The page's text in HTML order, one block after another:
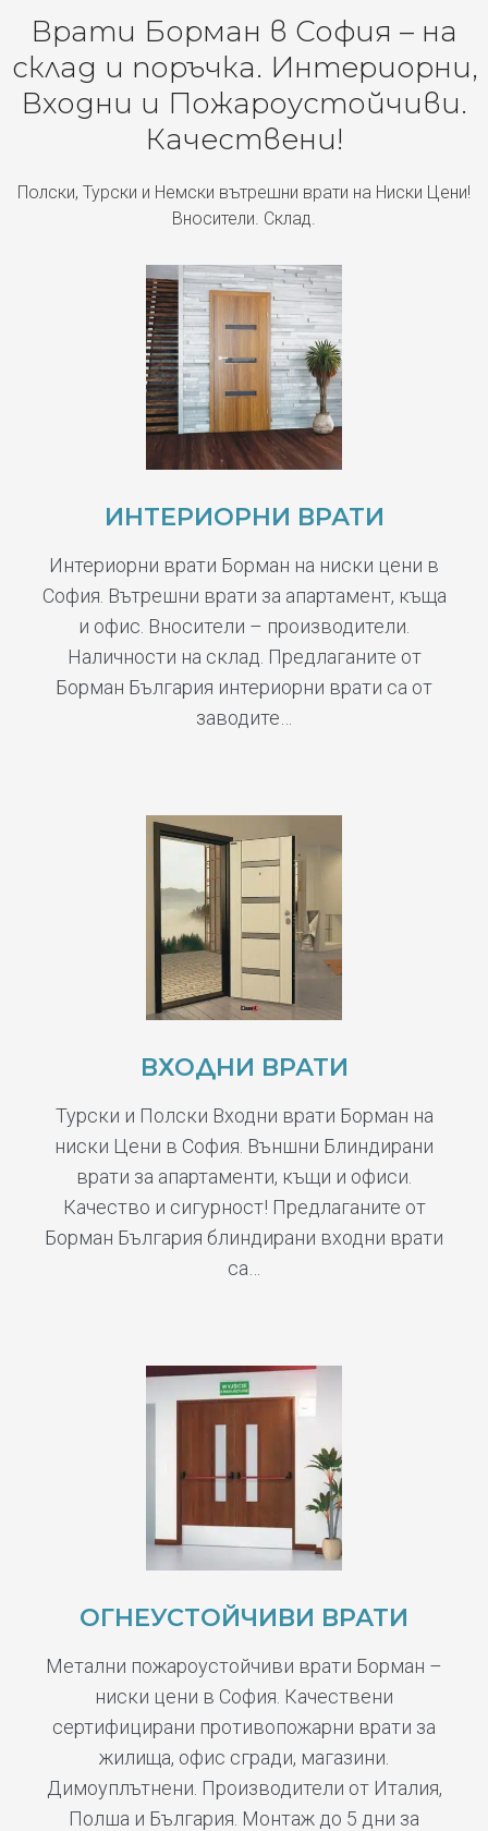
Врати Борман в София – на
склад и поръчка. Интериорни,
Входни и Пожароустойчиви.
Качествени!
Полски, Турски и Немски вътрешни врати на Ниски Цени!
Вносители. Склад.
ИНТЕРИОРНИ ВРАТИ
Интериорни врати Борман на ниски цени в
София. Вътрешни врати за апартамент, къща
и офис. Вносители – производители.
Наличности на склад. Предлаганите от
Борман България интериорни врати са от
заводите…
ВХОДНИ ВРАТИ
Турски и Полски Входни врати Борман на
ниски Цени в София. Външни Блиндирани
врати за апартаменти, къщи и офиси.
Качество и сигурност! Предлаганите от
Борман България блиндирани входни врати
са…
ОГНЕУСТОЙЧИВИ ВРАТИ
Метални пожароустойчиви врати Борман –
ниски цени в София. Качествени
сертифицирани противопожарни врати за
жилища, офис сгради, магазини.
Димоуплътнени. Производители от Италия,
Полша и България. Монтаж до 5 дни за